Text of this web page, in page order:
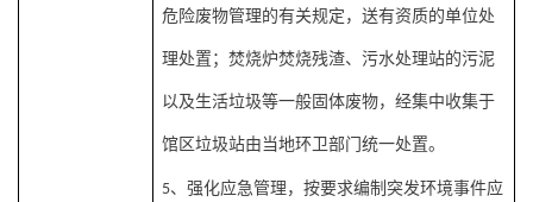
危险废物管理的有关规定，送有资质的单位处
理处置；焚烧炉焚烧残渣、污水处理站的污泥
以及生活垃圾等一般固体废物，经集中收集于
馆区垃圾站由当地环卫部门统一处置。
5、强化应急管理，按要求编制突发环境事件应